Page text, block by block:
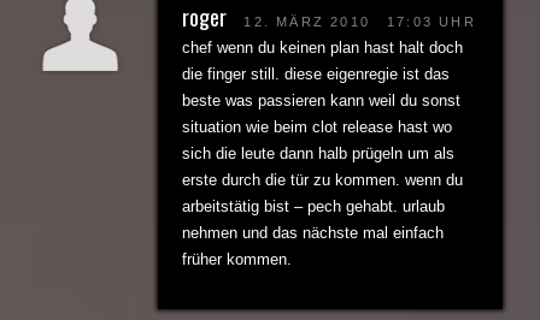
roger 12. MÄRZ 2010 17:03 UHR
chef wenn du keinen plan hast halt doch
die finger still. diese eigenregie ist das
beste was passieren kann weil du sonst
situation wie beim clot release hast wo
sich die leute dann halb prügeln um als
erste durch die tür zu kommen. wenn du
arbeitstätig bist – pech gehabt. urlaub
nehmen und das nächste mal einfach
früher kommen.